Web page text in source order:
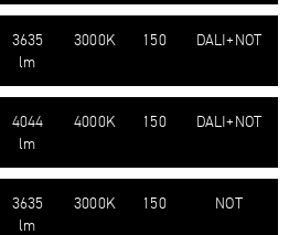
3635
lm
3000K 150 DALI+NOT
4044
lm
4000K 150 DALI+NOT
3635
lm
3000K 150 NOT